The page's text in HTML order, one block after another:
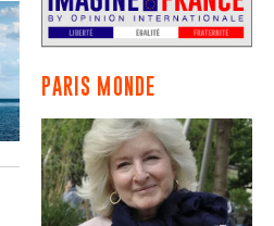
PARIS MONDE